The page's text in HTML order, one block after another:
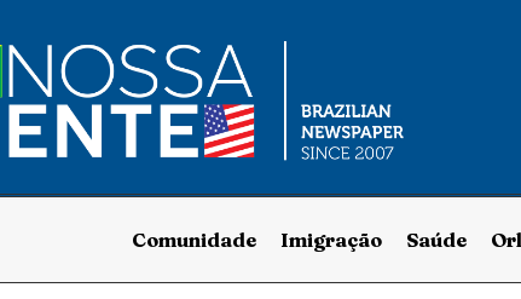
Comunidade Imigração Saúde